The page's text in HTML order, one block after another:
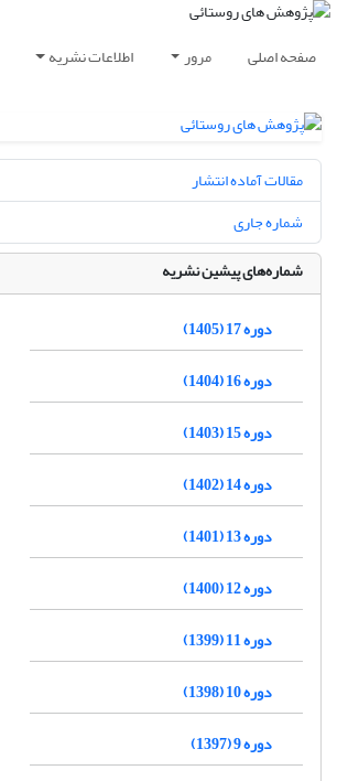
صفحه اصلی مرور اطلاعات نشریه
مقالات آماده انتشار
شماره جاری
شماره‌های پیشین نشریه
دوره 17 (1405)
دوره 16 (1404)
دوره 15 (1403)
دوره 14 (1402)
دوره 13 (1401)
دوره 12 (1400)
دوره 11 (1399)
دوره 10 (1398)
دوره 9 (1397)